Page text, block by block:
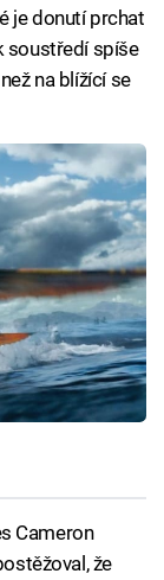
je donutí prchat
soustředí spíše
na blížící se
Cameron
že